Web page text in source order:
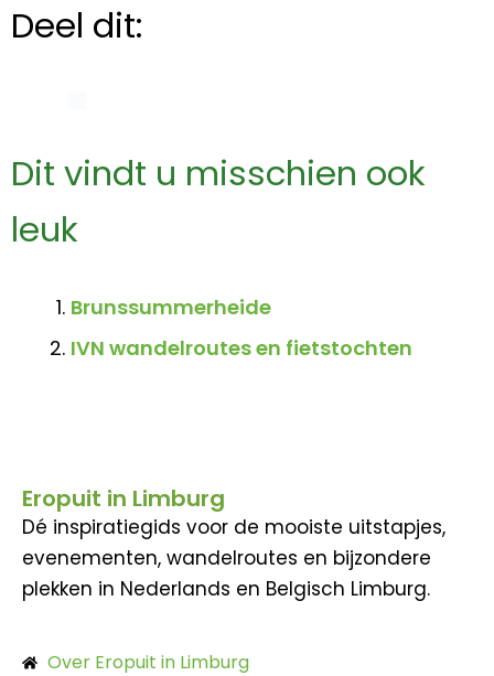
Deel dit:
Dit vindt u misschien ook
leuk
Brunssummerheide
IVN wandelroutes en fietstochten
Eropuit in Limburg
Dé inspiratiegids voor de mooiste uitstapjes,
evenementen, wandelroutes en bijzondere
plekken in Nederlands en Belgisch Limburg.
Over Eropuit in Limburg